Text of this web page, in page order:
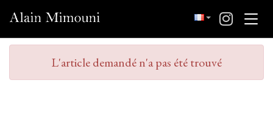
L'article demandé n'a pas été trouvé